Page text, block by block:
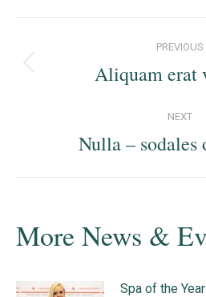
navigation
PREVIOUS
Aliquam erat
NEXT
Next
Nulla –
More News &
Spa of the